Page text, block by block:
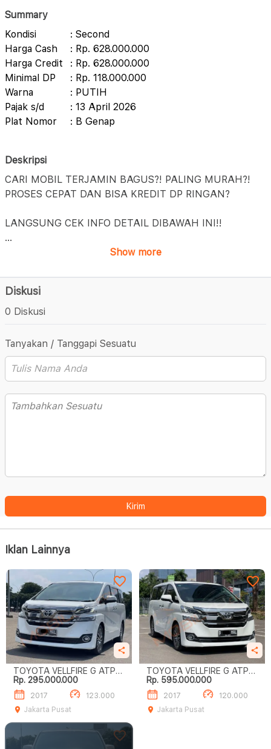
Summary
Kondisi
: Second
Harga Cash
: Rp. 628.000.000
Harga Credit
: Rp. 628.000.000
Minimal DP
: Rp. 118.000.000
Warna
: PUTIH
Pajak s/d
: 13 April 2026
Plat Nomor
: B Genap
Deskripsi
CARI MOBIL TERJAMIN BAGUS?! PALING MURAH?!
PROSES CEPAT DAN BISA KREDIT DP RINGAN?
LANGSUNG CEK INFO DETAIL DIBAWAH INI!!
...
Show more
Diskusi
0 Diskusi
Tanyakan / Tanggapi Sesuatu
Kirim
Iklan Lainnya
TOYOTA VELLFIRE G ATPM
DIJUAL CEPAT TERMURAH
Rp. 295.000.000
2017
123.000
Jakarta Pusat
TOYOTA VELLFIRE G ATPM
DIJUAL CEPAT!!
Rp. 595.000.000
2017
120.000
Jakarta Pusat